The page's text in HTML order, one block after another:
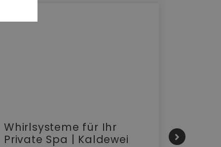
Whirlsysteme für Ihr
Private Spa | Kaldewei